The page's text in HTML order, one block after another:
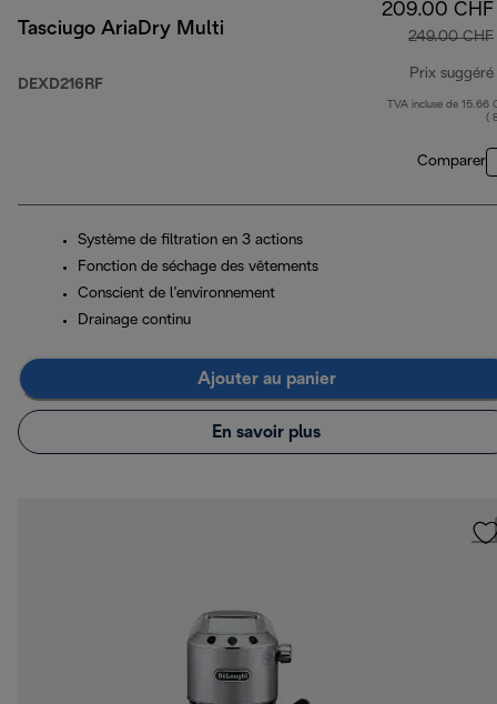
Tasciugo AriaDry Multi
DEXD216RF
209.00 CHF
249.00 CHF
Prix suggéré
TVA incluse de 15.66
(
Comparer
Système de filtration en 3 actions
Fonction de séchage des vêtements
Conscient de l’environnement
Drainage continu
Ajouter au panier
En savoir plus